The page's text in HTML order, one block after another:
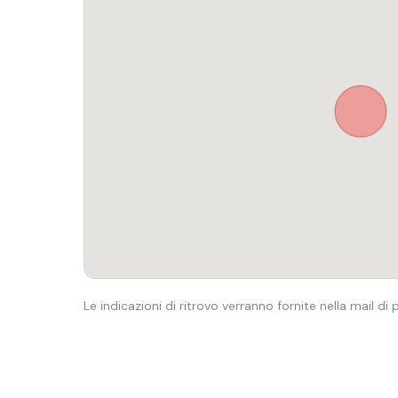
Le indicazioni di ritrovo verranno fornite nella mail di